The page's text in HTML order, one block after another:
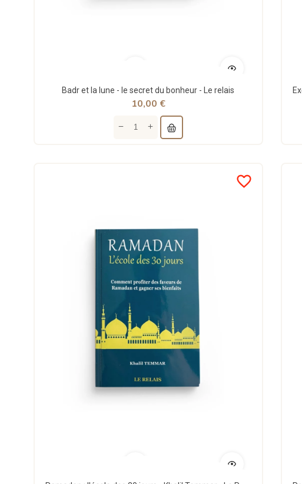
Badr et la lune - le secret du bonheur - Le relais
10,00 €
favorite_border